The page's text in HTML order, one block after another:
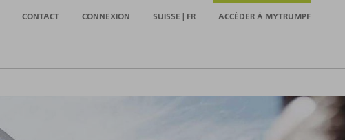
CONTACT CONNEXION SUISSE | FR ACCÉDER À MYTRUMPF